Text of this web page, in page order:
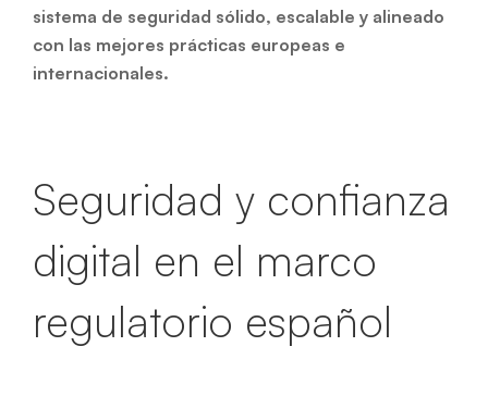
sistema de seguridad sólido, escalable y alineado
con las mejores prácticas europeas e
internacionales.
Seguridad y confianza
digital en el marco
regulatorio español